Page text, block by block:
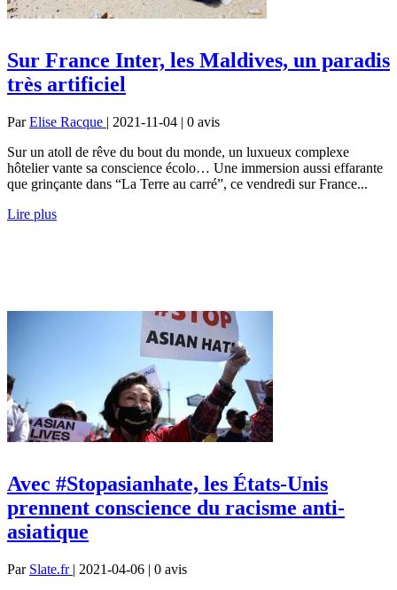
Sur France Inter, les Maldives, un paradis
très artificiel
ParElise Racque | 2021-11-04 | 0 avis
Sur un atoll de rêve du bout du monde, un luxueux complexe
hôtelier vante sa conscience écolo… Une immersion aussi effarante
que grinçante dans “La Terre au carré”, ce vendredi sur France...
Lire plus
Avec #Stopasianhate, les États-Unis
prennent conscience du racisme anti-
asiatique
Par Slate.fr | 2021-04-06 | 0 avis